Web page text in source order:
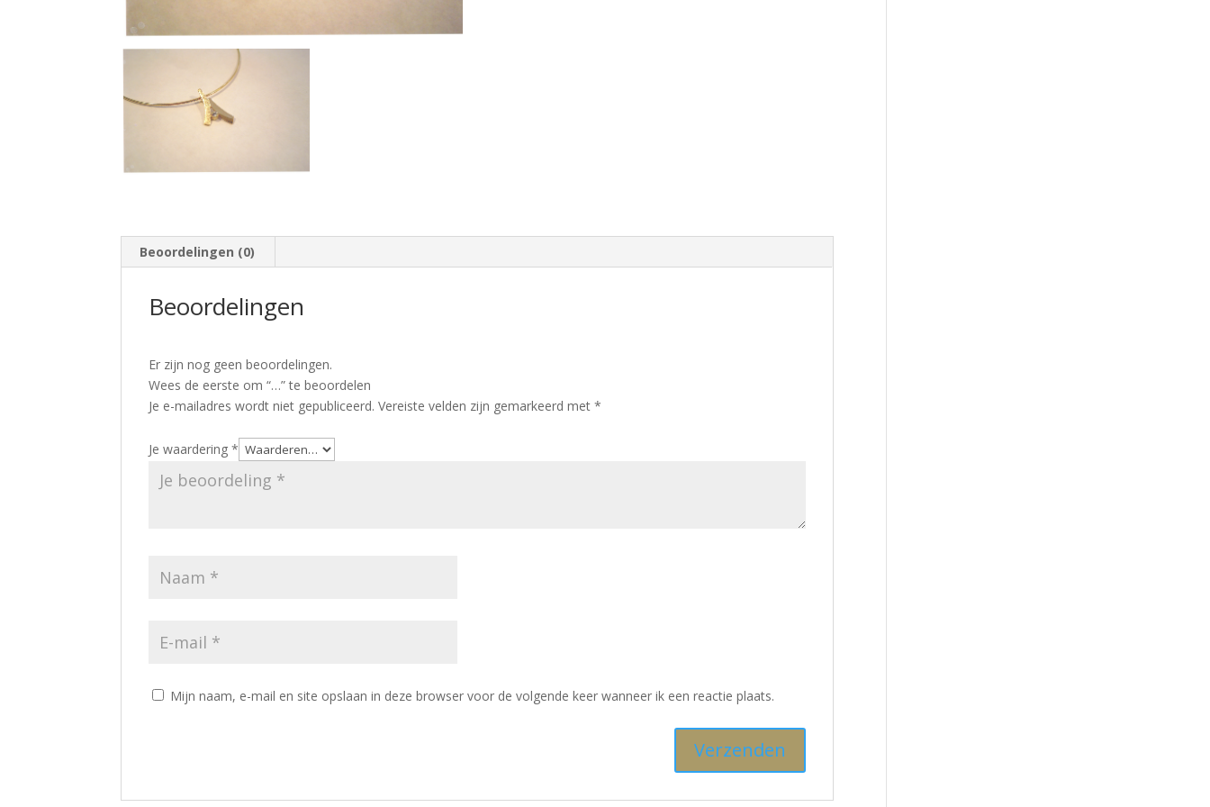
Beoordelingen (0)
Beoordelingen
Er zijn nog geen beoordelingen.
Wees de eerste om “…” te beoordelen
Je e-mailadres wordt niet gepubliceerd. Vereiste velden zijn gemarkeerd met*
Je waardering*
Mijn naam, e-mail en site opslaan in deze browser voor de volgende keer wanneer ik een reactie plaats.